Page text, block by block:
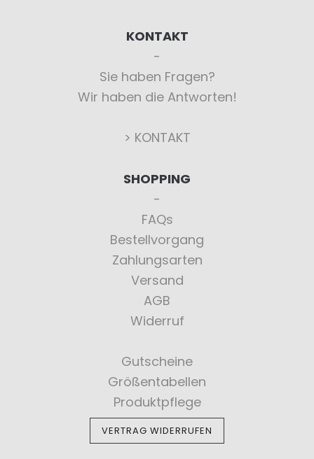
KONTAKT
Sie haben Fragen?
Wir haben die Antworten!
> KONTAKT
SHOPPING
FAQs
Bestellvorgang
Zahlungsarten
Versand
AGB
Widerruf
Gutscheine
Größentabellen
Produktpflege
VERTRAG WIDERRUFEN